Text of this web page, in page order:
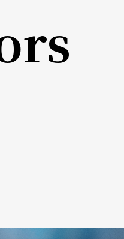
？
「人」看待音乐家，不
能状况的影响。在现场
存真还是远多于造假